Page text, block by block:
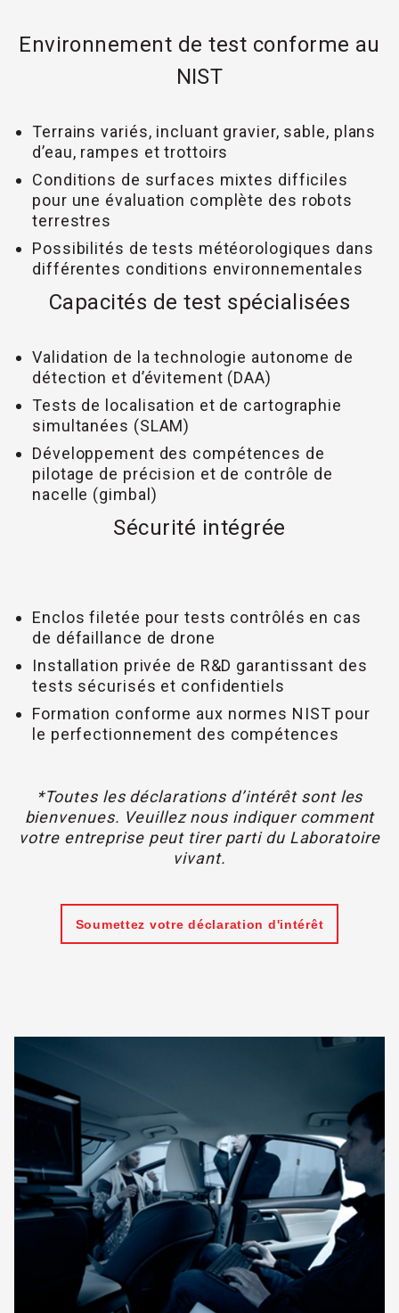
Environnement de test conforme au
NIST
Terrains variés, incluant gravier, sable, plans
d’eau, rampes et trottoirs
Conditions de surfaces mixtes difficiles
pour une évaluation complète des robots
terrestres
Possibilités de tests météorologiques dans
différentes conditions environnementales
Capacités de test spécialisées
Validation de la technologie autonome de
détection et d’évitement (DAA)
Tests de localisation et de cartographie
simultanées (SLAM)
Développement des compétences de
pilotage de précision et de contrôle de
nacelle (gimbal)
Sécurité intégrée
Enclos filetée pour tests contrôlés en cas
de défaillance de drone
Installation privée de R&D garantissant des
tests sécurisés et confidentiels
Formation conforme aux normes NIST pour
le perfectionnement des compétences
*Toutes les déclarations d’intérêt sont les
bienvenues. Veuillez nous indiquer comment
votre entreprise peut tirer parti du Laboratoire
vivant.
Soumettez votre déclaration d'intérêt